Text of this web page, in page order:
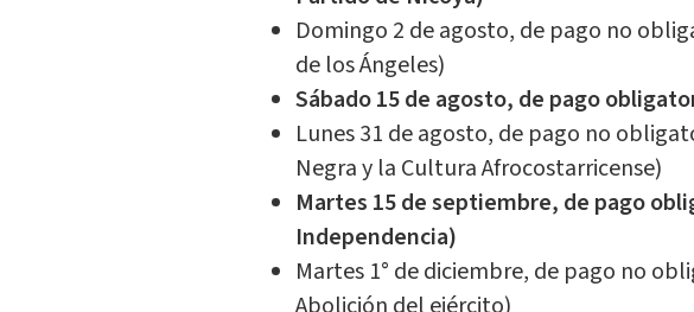
Domingo 2 de agosto, de pago no
de los Ángeles)
Sábado 15 de agosto, de pago
Lunes 31 de agosto, de pago no
Negra y la Cultura Afrocostarricense)
Martes 15 de septiembre, de pago
Independencia)
Martes 1° de diciembre, de pago no